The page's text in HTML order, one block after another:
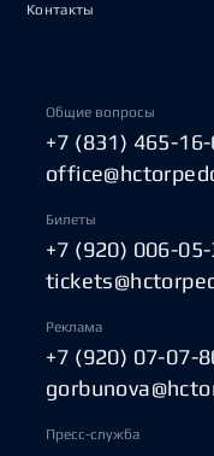
Контакты
Общие вопросы
+7 (831) 465-
Билеты
+7 (920) 006-
Реклама
+7 (920) 07-07-
Пресс-служба